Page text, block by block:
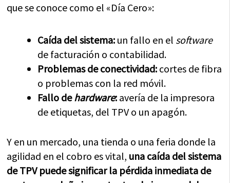
que se conoce como el «Día Cero»:
Caída del sistema: un fallo en el software
de facturación o contabilidad.
Problemas de conectividad: cortes de fibra
o problemas con la red móvil.
Fallo dehardware: avería de la impresora
de etiquetas, del TPV o un apagón.
Y en un mercado, una tienda o una feria donde la
agilidad en el cobro es vital, una caída del sistema
de TPV puede significar la pérdida inmediata de